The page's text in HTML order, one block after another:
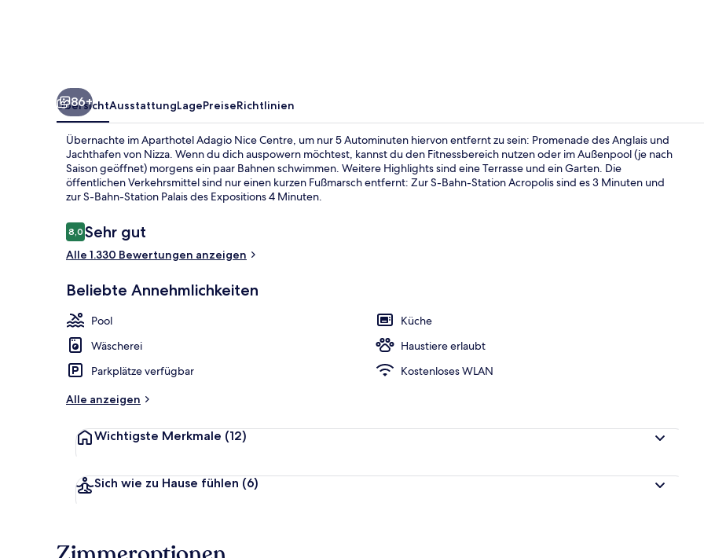
Außenpool
86+
ÜbersichtAusstattungLagePreiseRichtlinien
Übernachte im Aparthotel Adagio Nice Centre, um nur 5 Autominuten hiervon entfernt zu sein: Promenade des Anglais und
Jachthafen von Nizza. Wenn du dich auspowern möchtest, kannst du den Fitnessbereich nutzen oder im Außenpool (je nach
Saison geöffnet) morgens ein paar Bahnen schwimmen. Weitere Highlights sind eine Terrasse und ein Garten. Die
öffentlichen Verkehrsmittel sind nur einen kurzen Fußmarsch entfernt: Zur S-Bahn-Station Acropolis sind es 3 Minuten und
zur S-Bahn-Station Palais des Expositions 4 Minuten.
Bewertungen
8,08,0 von 10.
Sehr gut
Alle 1.330 Bewertungen anzeigen
Beliebte Annehmlichkeiten
Pool
Küche
Wäscherei
Haustiere erlaubt
Parkplätze verfügbar
Kostenloses WLAN
Alle anzeigen
Wichtigste Merkmale (12)
Sich wie zu Hause fühlen (6)